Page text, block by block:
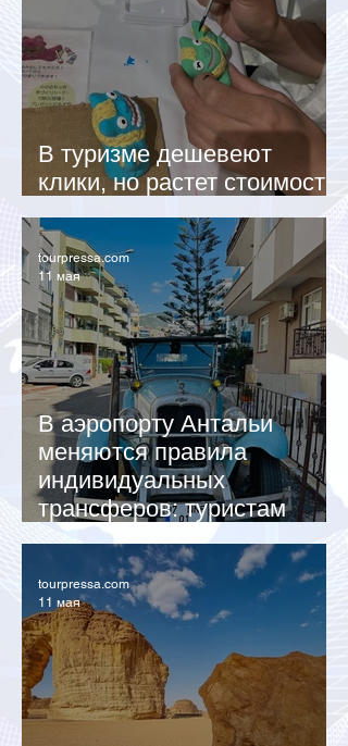
В туризме дешевеют
клики, но растет стоимость
бронирований
В аэропорту Антальи
меняются правила
индивидуальных
трансферов: туристам
придется ждать дольше
tourpressa.com
11 мая
tourpressa.com
11 мая